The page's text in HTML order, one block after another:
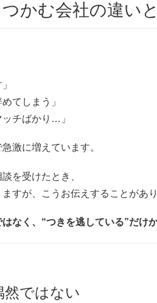
かむ会社の違い
てしまう」
ッチばかり…」
激に増えています。
を受けたとき、
すが、こうお伝えすることがあり
なく、“つきを逃している”だけ
然ではない